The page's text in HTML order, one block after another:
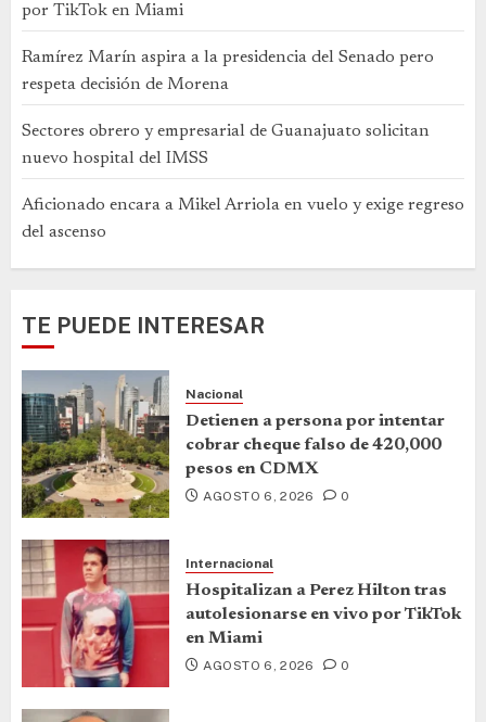
por TikTok en Miami
Ramírez Marín aspira a la presidencia del Senado pero
respeta decisión de Morena
Sectores obrero y empresarial de Guanajuato solicitan
nuevo hospital del IMSS
Aficionado encara a Mikel Arriola en vuelo y exige regreso
del ascenso
TE PUEDE INTERESAR
Nacional
Detienen a persona por intentar
cobrar cheque falso de 420,000
pesos en CDMX
AGOSTO 6, 2026 0
Internacional
Hospitalizan a Perez Hilton tras
autolesionarse en vivo por TikTok
en Miami
AGOSTO 6, 2026 0